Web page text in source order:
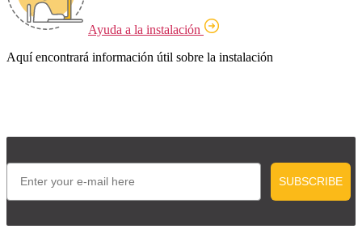
Ayuda a la instalación
Aquí encontrará información útil sobre la instalación
Email
SUBSCRIBE